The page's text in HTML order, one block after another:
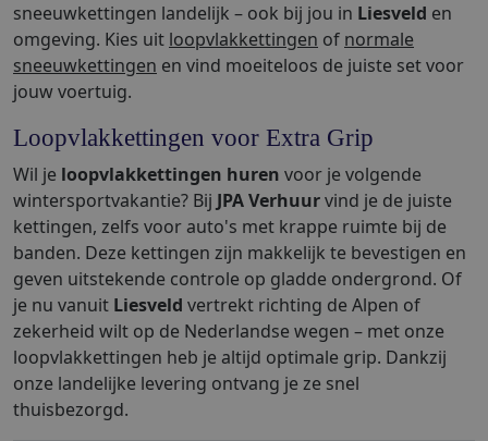
sneeuwkettingen landelijk – ook bij jou in Liesveld en
omgeving. Kies uit loopvlakkettingen of normale
sneeuwkettingen en vind moeiteloos de juiste set voor
jouw voertuig.
Loopvlakkettingen voor Extra Grip
Wil je loopvlakkettingen huren voor je volgende
wintersportvakantie? Bij JPA Verhuurvind je de juiste
kettingen, zelfs voor auto's met krappe ruimte bij de
banden. Deze kettingen zijn makkelijk te bevestigen en
geven uitstekende controle op gladde ondergrond. Of
je nu vanuit Liesveld vertrekt richting de Alpen of
zekerheid wilt op de Nederlandse wegen – met onze
loopvlakkettingen heb je altijd optimale grip. Dankzij
onze landelijke levering ontvang je ze snel
thuisbezorgd.